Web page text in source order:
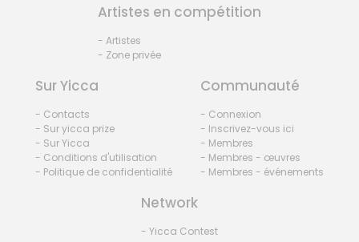
Artistes en compétition
- Artistes
- Zone privée
Sur Yicca
- Contacts
- Sur yicca prize
- Sur Yicca
- Conditions d'utilisation
- Politique de confidentialité
Communauté
- Connexion
- Inscrivez-vous ici
- Membres
- Membres - œuvres
- Membres - événements
Network
- Yicca Contest